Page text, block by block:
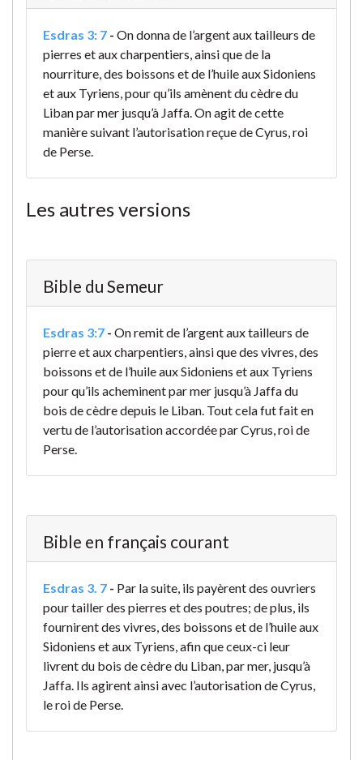
Esdras 3: 7 - On donna de l’argent aux tailleurs de
pierres et aux charpentiers, ainsi que de la
nourriture, des boissons et de l’huile aux Sidoniens
et aux Tyriens, pour qu’ils amènent du cèdre du
Liban par mer jusqu’à Jaffa. On agit de cette
manière suivant l’autorisation reçue de Cyrus, roi
de Perse.
Les autres versions
Bible du Semeur
Esdras 3:7 - On remit de l’argent aux tailleurs de
pierre et aux charpentiers, ainsi que des vivres, des
boissons et de l’huile aux Sidoniens et aux Tyriens
pour qu’ils acheminent par mer jusqu’à Jaffa du
bois de cèdre depuis le Liban. Tout cela fut fait en
vertu de l’autorisation accordée par Cyrus, roi de
Perse.
Bible en français courant
Esdras 3. 7 - Par la suite, ils payèrent des ouvriers
pour tailler des pierres et des poutres; de plus, ils
fournirent des vivres, des boissons et de l’huile aux
Sidoniens et aux Tyriens, afin que ceux-ci leur
livrent du bois de cèdre du Liban, par mer, jusqu’à
Jaffa. Ils agirent ainsi avec l’autorisation de Cyrus,
le roi de Perse.